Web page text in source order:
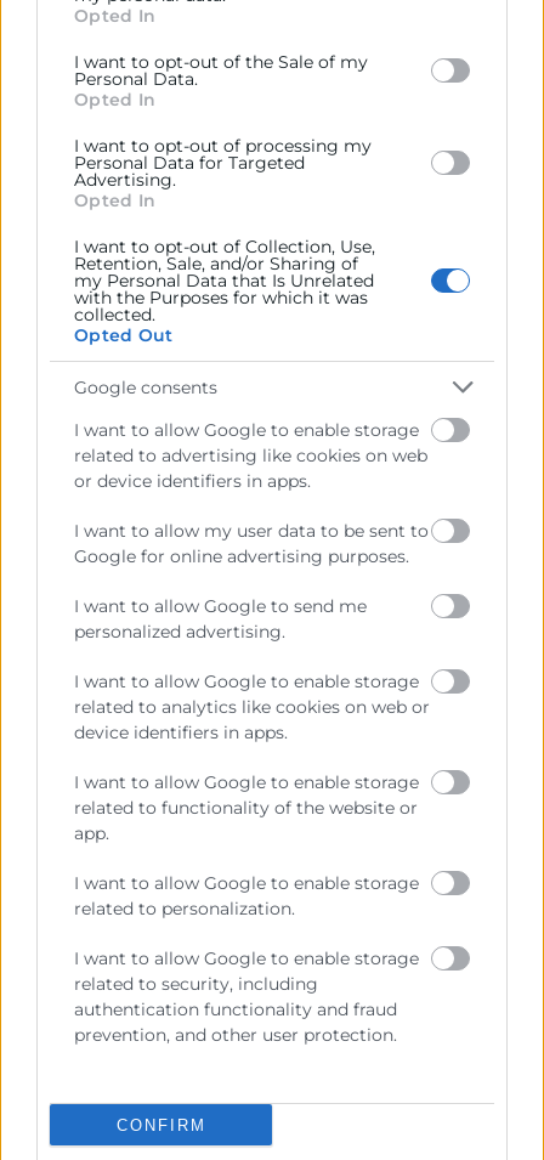
behaviour. You may click to grant or deny consent to
below specified purposes in below Google consent
section.
Opted In
I want to opt-out of the Sale of my
Personal Data.
Opted In
I want to opt-out of processing my
Personal Data for Targeted
Advertising.
Opted In
I want to opt-out of Collection, Use,
Retention, Sale, and/or Sharing of
my Personal Data that Is Unrelated
with the Purposes for which it was
collected.
Opted Out
Google consents
I want to allow Google to enable storage
related to advertising like cookies on web
or device identifiers in apps.
I want to allow my user data to be sent to
Google for online advertising purposes.
I want to allow Google to send me
personalized advertising.
I want to allow Google to enable storage
related to analytics like cookies on web or
device identifiers in apps.
I want to allow Google to enable storage
related to functionality of the website or
app.
I want to allow Google to enable storage
related to personalization.
I want to allow Google to enable storage
related to security, including
authentication functionality and fraud
prevention, and other user protection.
CONFIRM
Cámara València es una corporación de derecho público,
Prestar servicios a las empresas.
Representar, promocionar y defender los intereses
generales del comercio, la industria y la navegación.
Ejercitar las competencias de carácter público
previstas en la Ley, o que puedan encomendar y
delegar las Administraciones Públicas.
Recursos
Sobre la Cámara
Transparencia
Precio mesa citricos
Enlaces de Interés
Fondos Estructurales
Contacto
Sede Central
Tlf. 963 103 900